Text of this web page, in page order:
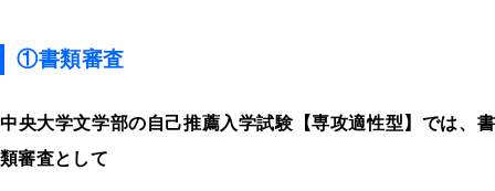
①書類審査
中央大学文学部の自己推薦入学試験【専攻適性型】では、書
類審査として